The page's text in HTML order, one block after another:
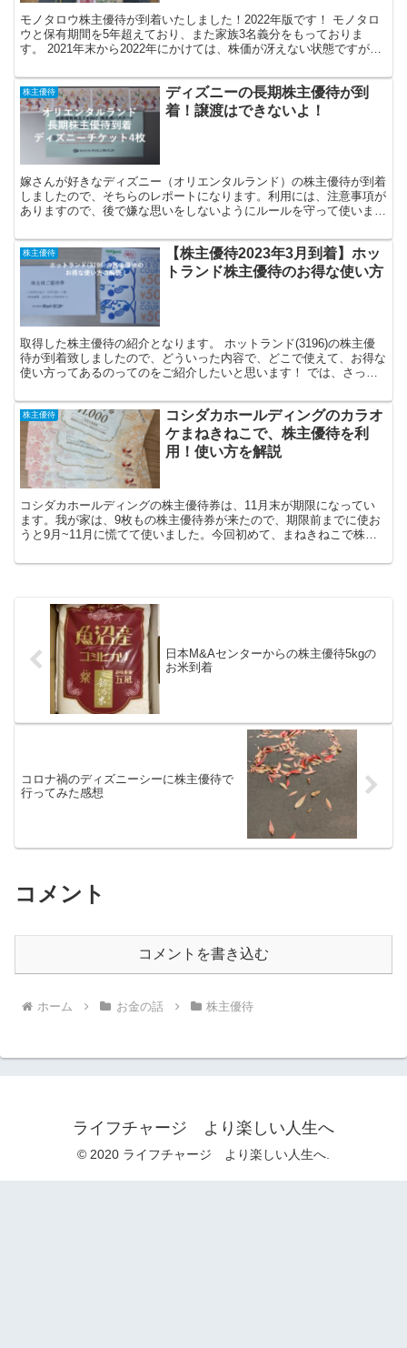
モノタロウ株主優待が到着いたしました！2022年版です！ モノタロ
ウと保有期間を5年超えており、また家族3名義分をもっておりま
す。 2021年末から2022年にかけては、株価が冴えない状態ですが、
株主優待
ディズニーの長期株主優待が到
着！譲渡はできないよ！
嫁さんが好きなディズニー（オリエンタルランド）の株主優待が到着
しましたので、そちらのレポートになります。利用には、注意事項が
ありますので、後で嫌な思いをしないようにルールを守って使いまし
株主優待
【株主優待2023年3月到着】ホッ
トランド株主優待のお得な使い方
取得した株主優待の紹介となります。 ホットランド(3196)の株主優
待が到着致しましたので、どういった内容で、どこで使えて、お得な
使い方ってあるのってのをご紹介したいと思います！ では、さっそ
株主優待
コシダカホールディングのカラオ
ケまねきねこで、株主優待を利
用！使い方を解説
コシダカホールディングの株主優待券は、11月末が期限になってい
ます。我が家は、9枚もの株主優待券が来たので、期限前までに使お
うと9月~11月に慌てて使いました。今回初めて、まねきねこで株主
日本M&Aセンターからの株主優待5kgの
お米到着
コロナ禍のディズニーシーに株主優待で
行ってみた感想
コメント
コメントを書き込む
ホーム お金の話 株主優待
ライフチャージ より楽しい人生へ
© 2020 ライフチャージ より楽しい人生へ.